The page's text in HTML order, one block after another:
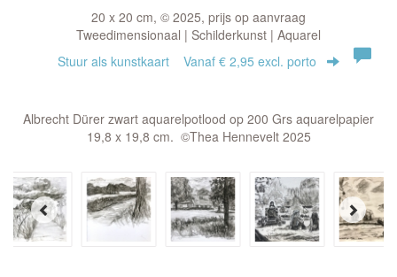
20 x 20 cm, © 2025, prijs op aanvraag
Tweedimensionaal | Schilderkunst | Aquarel
Stuur als kunstkaart Vanaf € 2,95 excl. porto
Albrecht Dürer zwart aquarelpotlood op 200 Grs aquarelpapier
19,8 x 19,8 cm. ©Thea Hennevelt 2025